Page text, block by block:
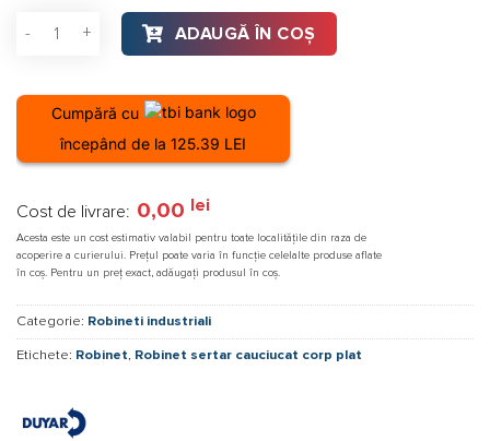
Cantitate Robinet sertar cauciucat corp plat PN16 T-1430
ADAUGĂ ÎN COȘ
Cumpără cu
începând de la 125.39 LEI
Cost de livrare: 0,00 lei
Acesta este un cost estimativ valabil pentru toate localitățile din raza de
acoperire a curierului. Prețul poate varia în funcție celelalte produse aflate
în coș. Pentru un preț exact, adăugați produsul în coș.
Categorie: Robineti industriali
Etichete: Robinet, Robinet sertar cauciucat corp plat